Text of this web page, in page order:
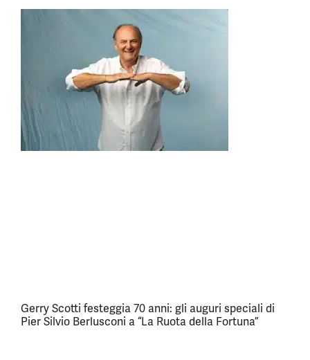
Gerry Scotti festeggia 70 anni: gli auguri speciali di
Pier Silvio Berlusconi a “La Ruota della Fortuna”